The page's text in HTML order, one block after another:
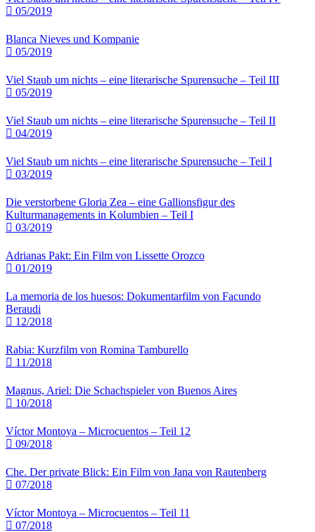
05/2019
Blanca Nieves und Kompanie
05/2019
Viel Staub um nichts – eine literarische Spurensuche – Teil III
05/2019
Viel Staub um nichts – eine literarische Spurensuche – Teil II
04/2019
Viel Staub um nichts – eine literarische Spurensuche – Teil I
03/2019
Die verstorbene Gloria Zea – eine Gallionsfigur des
Kulturmanagements in Kolumbien – Teil I
03/2019
Adrianas Pakt: Ein Film von Lissette Orozco
01/2019
La memoria de los huesos: Dokumentarfilm von Facundo
Beraudi
12/2018
Rabia: Kurzfilm von Romina Tamburello
11/2018
Magnus, Ariel: Die Schachspieler von Buenos Aires
10/2018
Víctor Montoya – Microcuentos – Teil 12
09/2018
Che. Der private Blick: Ein Film von Jana von Rautenberg
07/2018
Víctor Montoya – Microcuentos – Teil 11
07/2018